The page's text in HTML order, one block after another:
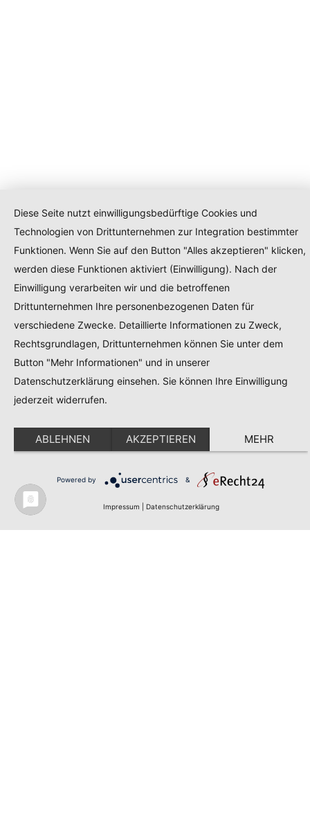
Produktwebsite Kontakt Impressum
Diese Seite nutzt einwilligungsbedürftige Cookies und
Technologien von Drittunternehmen zur Integration bestimmter
Funktionen. Wenn Sie auf den Button "Alles akzeptieren" klicken,
werden diese Funktionen aktiviert (Einwilligung). Nach der
Einwilligung verarbeiten wir und die betroffenen
Drittunternehmen Ihre personenbezogenen Daten für
verschiedene Zwecke. Detaillierte Informationen zu Zweck,
Rechtsgrundlagen, Drittunternehmen können Sie unter dem
Button "Mehr Informationen" und in unserer
Datenschutzerklärung einsehen. Sie können Ihre Einwilligung
jederzeit widerrufen.
ABLEHNEN AKZEPTIEREN MEHR
Powered by &
Impressum Datenschutzerklärung